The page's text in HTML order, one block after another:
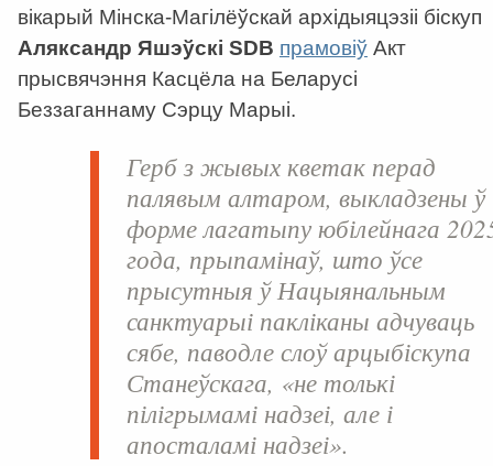
вікарый Мінска-Магілёўскай архідыяцэзіі біскуп
Аляксандр Яшэўскі SDB прамовіў Акт
прысвячэння Касцёла на Беларусі
Беззаганнаму Сэрцу Марыі.
Герб з жывых кветак перад
палявым алтаром, выкладзены ў
форме лагатыпу юбілейнага
года, прыпамінаў, што ўсе
прысутныя ў Нацыянальным
санктуарыі пакліканы адчуваць
сябе, паводле слоў арцыбіскупа
Станеўскага, «не толькі
пілігрымамі надзеі, але і
апосталамі надзеі».